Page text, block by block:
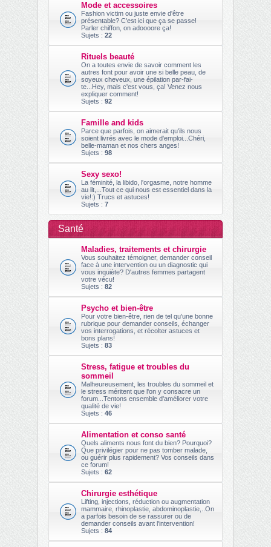
Mode et accessoires
Fashion victim ou juste envie d'être
présentable? C'est ici que ça se passe!
Parler chiffon, on adoooore ça!
Sujets : 22
Rituels beauté
On a toutes envie de savoir comment les
autres font pour avoir une si belle peau, de
soyeux cheveux, une épilation par-fai-
te...Hey, mais c'est vous, ça! Venez nous
expliquer comment!
Sujets : 92
Famille and kids
Parce que parfois, on aimerait qu'ils nous
soient livrés avec le mode d'emploi...Chéri,
belle-maman et nos chers anges!
Sujets : 98
Sexy sexo!
La féminité, la libido, l'orgasme, notre homme
au lit,...Tout ce qui nous est essentiel dans la
vie!:) Trucs et astuces!
Sujets : 7
Santé
Maladies, traitements et chirurgie
Vous souhaitez témoigner, demander conseil
face à une intervention ou un diagnostic qui
vous inquiète? D'autres femmes partagent
votre vécu!
Sujets : 82
Psycho et bien-être
Pour votre bien-être, rien de tel qu'une bonne
rubrique pour demander conseils, échanger
vos interrogations, et récolter astuces et
bons plans!
Sujets : 83
Stress, fatigue et troubles du
sommeil
Malheureusement, les troubles du sommeil et
le stress méritent que l'on y consacre un
forum...Tentons ensemble d'améliorer votre
qualité de vie!
Sujets : 46
Alimentation et conso santé
Quels aliments nous font du bien? Pourquoi?
Que privilégier pour ne pas tomber malade,
ou guérir plus rapidement? Vos conseils dans
ce forum!
Sujets : 62
Chirurgie esthétique
Lifting, injections, réduction ou augmentation
mammaire, rhinoplastie, abdominoplastie,..On
a parfois besoin de se rassurer ou de
demander conseils avant l'intervention!
Sujets : 84